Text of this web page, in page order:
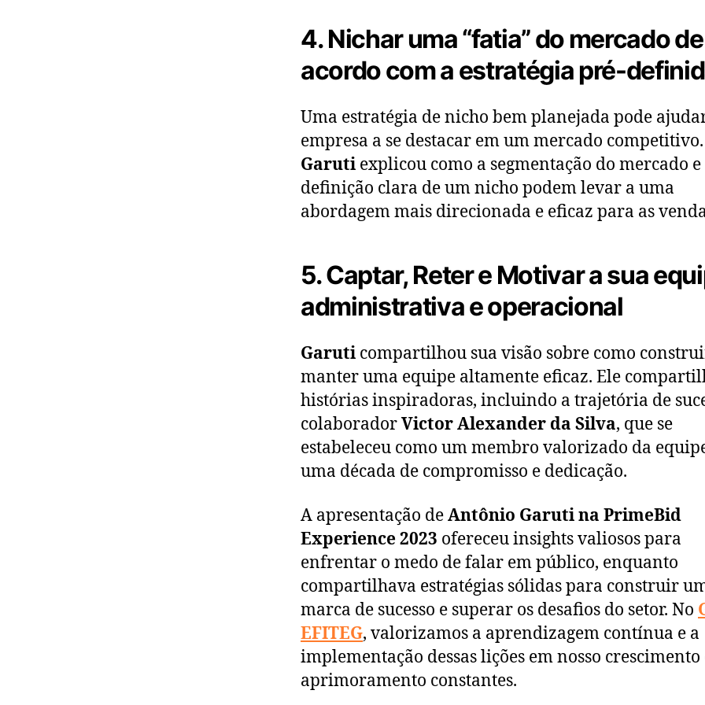
4. Nichar uma “fatia” do mercado de
acordo com a estratégia pré-
Uma estratégia de nicho bem planejada pode
empresa a se destacar em um mercado competitivo.
Garuti explicou como a segmentação do mercado e
definição clara de um nicho podem levar a uma
abordagem mais direcionada e eficaz para as
5. Captar, Reter e Motivar a sua
administrativa e operacional
Garuti compartilhou sua visão sobre como
manter uma equipe altamente eficaz. Ele
histórias inspiradoras, incluindo a trajetória de
colaboradorVictor Alexander da Silva, que se
estabeleceu como um membro valorizado da
uma década de compromisso e dedicação.
A apresentação deAntônio Garutina PrimeBid
Experience 2023 ofereceu insights valiosos para
enfrentar o medo de falar em público, enquanto
compartilhava estratégias sólidas para construir
marca de sucesso e superar os desafios do setor. No
EFITEG, valorizamos a aprendizagem contínua e a
implementação dessas lições em nosso crescimento
aprimoramento constantes.